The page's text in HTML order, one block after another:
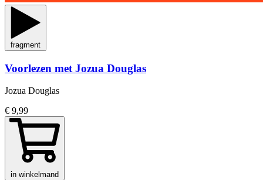
fragment
Voorlezen met Jozua Douglas
Jozua Douglas
€ 9,99
in winkelmand